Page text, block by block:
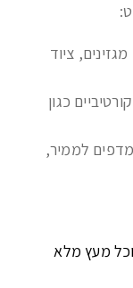
ציוד
כגון
מדפים לממיר,
מעץ מלא